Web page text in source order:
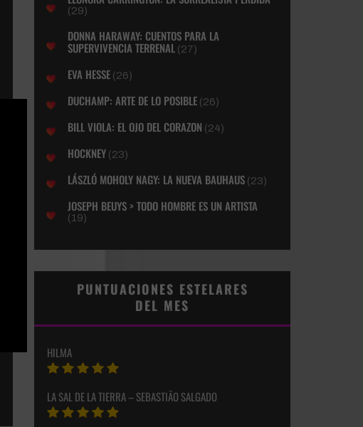
(29)
DONNA HARAWAY: CUENTOS PARA LA
SUPERVIVENCIA TERRENAL (27)
EVA HESSE (26)
DUCHAMP: ARTE DE LO POSIBLE (26)
BILL VIOLA: EL OJO DEL CORAZON (24)
HOCKNEY (23)
LÁSZLÓ MOHOLY NAGY: LA NUEVA BAUHAUS (23)
JOSEPH BEUYS > TODO HOMBRE ES UN ARTISTA
(19)
PUNTUACIONES ESTELARES
DEL MES
HILMA
LA SAL DE LA TIERRA – SEBASTIÃO SALGADO